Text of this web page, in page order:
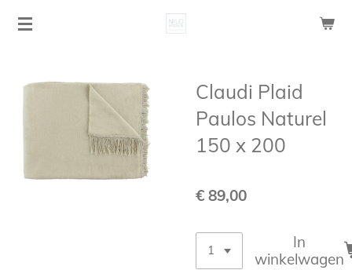
Ga
Claudi Plaid
Paulos Naturel
150 x 200
€ 89,00
In
winkelwagen